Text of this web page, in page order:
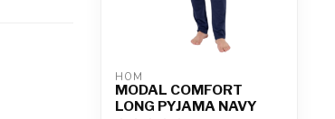
HOM
MODAL COMFORT
LONG PYJAMA NAVY